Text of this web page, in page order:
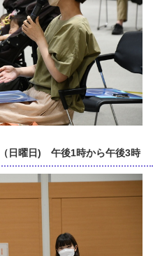
日曜日) 午後1時から午後3時